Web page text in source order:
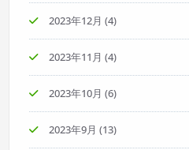
2023年12月 (4)
2023年11月 (4)
2023年10月 (6)
2023年9月 (13)